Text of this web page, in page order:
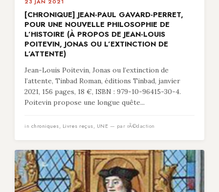
[CHRONIQUE] JEAN-PAUL GAVARD-PERRET,
POUR UNE NOUVELLE PHILOSOPHIE DE
L’HISTOIRE (À PROPOS DE JEAN-LOUIS
POITEVIN, JONAS OU L’EXTINCTION DE
L’ATTENTE)
Jean-Louis Poitevin, Jonas ou l’extinction de
l’attente, Tinbad Roman, éditions Tinbad, janvier
2021, 156 pages, 18 €, ISBN : 979-10-96415-30-4.
Poitevin propose une longue quête...
in chroniques, Livres reçus, UNE — par rÃ©daction